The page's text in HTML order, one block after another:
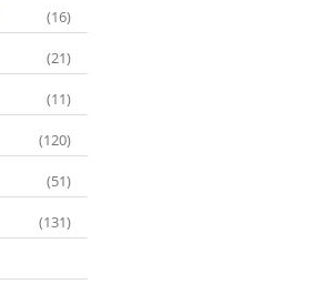
(16)
(21)
(11)
(120)
(51)
(131)